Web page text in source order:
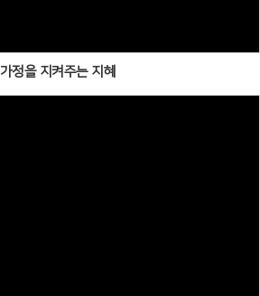
가정을 지켜주는 지혜